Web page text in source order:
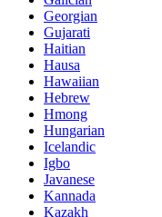
Georgian
Gujarati
Haitian
Hausa
Hawaiian
Hebrew
Hmong
Hungarian
Icelandic
Igbo
Javanese
Kannada
Kazakh